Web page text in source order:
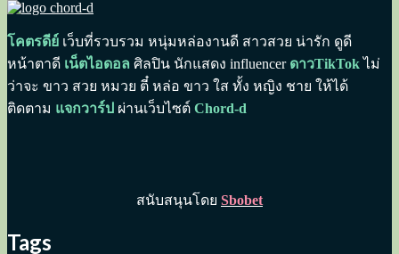
โคตรดีย์ เว็บที่รวบรวม หนุ่มหล่องานดี สาวสวย น่ารัก ดูดี
หน้าตาดี เน็ตไอดอล ศิลปิน นักแสดง influencer ดาวTikTokไม่
ว่าจะ ขาว สวย หมวย ตี๋ หล่อ ขาว ใส ทั้ง หญิง ชาย ให้ได้
ติดตาม แจกวาร์ป ผ่านเว็บไซต์ Chord-d
สนับสนุนโดย Sbobet
Tags